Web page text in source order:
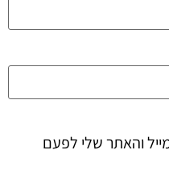
והאתר שלי לפעם